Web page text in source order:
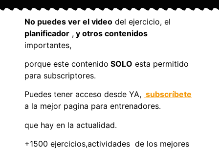
No puedes ver el video del ejercicio, el
planificador , y otros contenidos
importantes,
porque este contenido SOLO esta permitido
para subscriptores.
Puedes tener acceso desde YA, subscríbete
a la mejor pagina para entrenadores.
que hay en la actualidad.
+1500 ejercicios,actividades de los mejores